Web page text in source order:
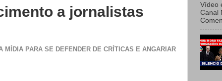
a jornalistas
MÍDIA PARA SE DEFENDER DE CRÍTICAS E ANGARIAR
Vídeo
Canal